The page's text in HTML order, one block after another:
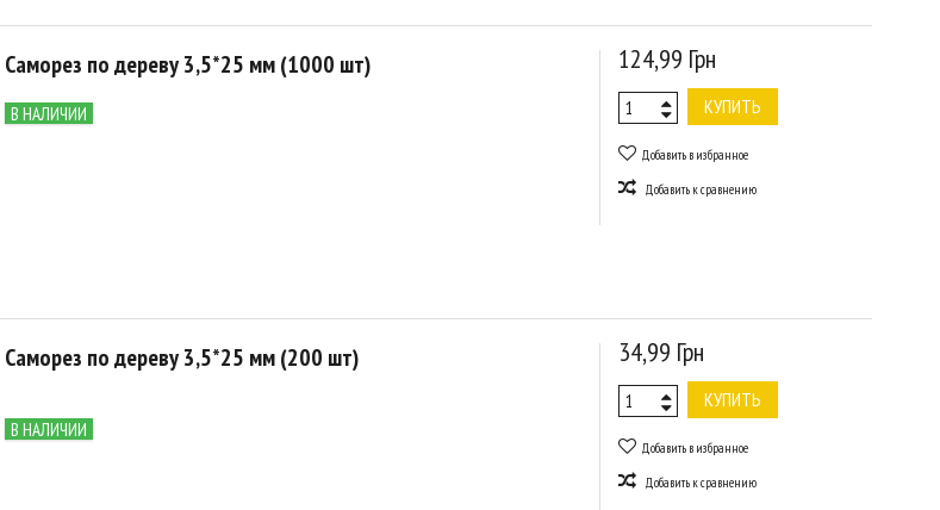
Саморез по дереву 3,5*25 мм (1000 шт)
В НАЛИЧИИ
124,99 Грн
КУПИТЬ
Добавить в избранное
Добавить к сравнению
Саморез по дереву 3,5*25 мм (200 шт)
В НАЛИЧИИ
34,99 Грн
КУПИТЬ
Добавить в избранное
Добавить к сравнению